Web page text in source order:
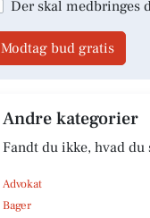
Der skal medbringes
Modtag bud gratis
Andre kategorier
Fandt du ikke, hvad
Advokat
Bager